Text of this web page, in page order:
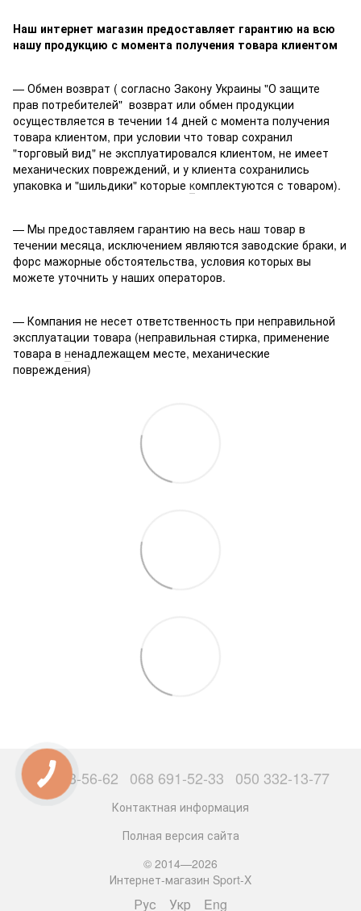
Наш интернет магазин предоставляет гарантию на всю
нашу продукцию с момента получения товара клиентом
— Обмен возврат ( согласно Закону Украины "О защите
прав потребителей" возврат или обмен продукции
осуществляется в течении 14 дней с момента получения
товара клиентом, при условии что товар сохранил
"торговый вид" не эксплуатировался клиентом, не имеет
механических повреждений, и у клиента сохранились
упаковка и "шильдики" которые комплектуются с товаром).
— Мы предоставляем гарантию на весь наш товар в
течении месяца, исключением являются заводские браки, и
форс мажорные обстоятельства, условия которых вы
можете уточнить у наших операторов.
— Компания не несет ответственность при неправильной
эксплуатации товара (неправильная стирка, применение
товара в ненадлежащем месте, механические
повреждения)
063 503-56-62 068 691-52-33 050 332-13-77
Контактная информация
Полная версия сайта
© 2014—2026
Интернет-магазин Sport-X
Рус Укр Eng